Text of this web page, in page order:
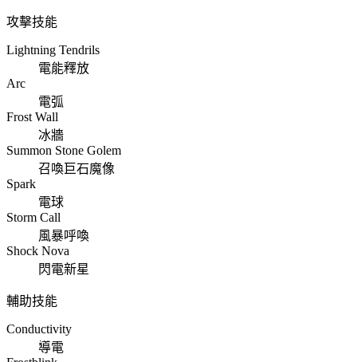
攻擊技能
Lightning Tendrils
電能釋放
Arc
電弧
Frost Wall
冰牆
Summon Stone Golem
召喚巨石魔像
Spark
電球
Storm Call
風暴呼喚
Shock Nova
閃電新星
輔助技能
Conductivity
導電